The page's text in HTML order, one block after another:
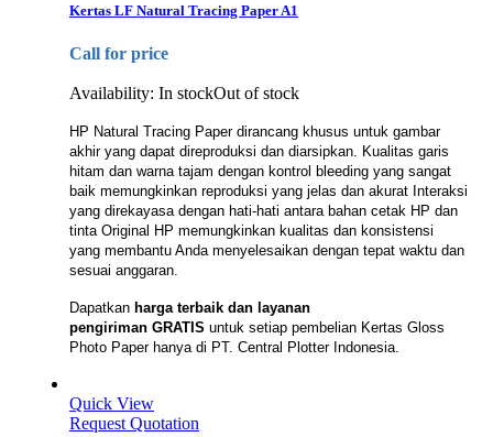
Kertas LF Natural Tracing Paper A1
Call for price
Availability: In stockOut of stock
HP Natural Tracing Paper dirancang khusus untuk gambar
akhir yang dapat direproduksi dan diarsipkan. Kualitas garis
hitam dan warna tajam dengan kontrol bleeding yang sangat
baik memungkinkan reproduksi yang jelas dan akurat Interaksi
yang direkayasa dengan hati-hati antara bahan cetak HP dan
tinta Original HP memungkinkan kualitas dan konsistensi
yang membantu Anda menyelesaikan dengan tepat waktu dan
sesuai anggaran.
Dapatkan harga terbaik dan layanan
pengiriman GRATIS untuk setiap pembelian Kertas Gloss
Photo Paper hanya di PT. Central Plotter Indonesia.
Quick View
Request Quotation